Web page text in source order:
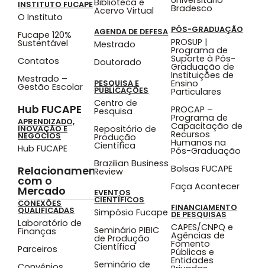
INSTITUTO FUCAPE
O Instituto
Fucape 120%
Sustentável
Contatos
Mestrado –
Gestão Escolar
Hub FUCAPE
APRENDIZADO,
INOVAÇÃO E
NEGÓCIOS
Hub FUCAPE
Relacionamento
com o
Mercado
CONEXÕES
QUALIFICADAS
Laboratório de
Finanças
Parceiros
Acervo Virtual
AGENDA DE DEFESA
Mestrado
Doutorado
PESQUISA E
PUBLICAÇÕES
Centro de
Pesquisa
Repositório de
Produção
Científica
Brazilian Business
Review
EVENTOS
CIENTÍFICOS
Simpósio Fucape
Seminário PIBIC
de Produção
Científica
Seminário de
Bradesco
PÓS-GRADUAÇÃO
PROSUP |
Programa de
Suporte à Pós-
Graduação de
Instituições de
Ensino
Particulares
PROCAP –
Programa de
Capacitação de
Recursos
Humanos na
Pós-Graduação
Bolsas FUCAPE
Faça Acontecer
FINANCIAMENTO
DE PESQUISAS
CAPES/CNPQ e
Agências de
Fomento
Públicas e
Entidades